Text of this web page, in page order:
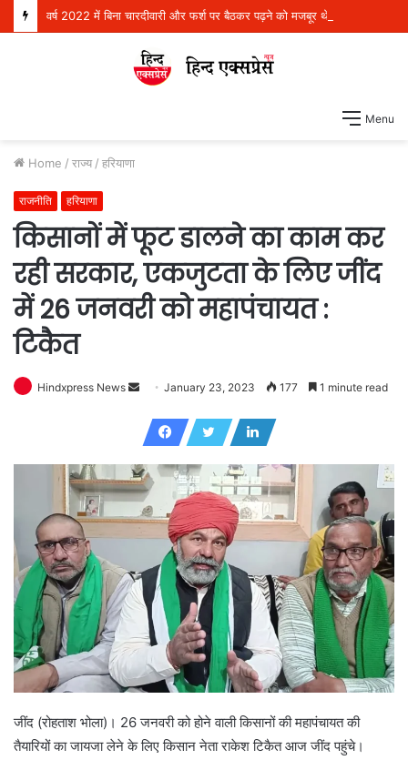
Menu
Home / राज्य / हरियाणा
राजनीति हरियाणा
किसानों में फूट डालने का काम कर
रही सरकार, एकजुटता के लिए जींद
में 26 जनवरी को महापंचायत :
टिकैत
Hindxpress News
a
n
e
m
i
l
January 23, 2023 177 1 minute read
जींद (रोहताश भोला)। 26 जनवरी को होने वाली किसानों की महापंचायत की
तैयारियों का जायजा लेने के लिए किसान नेता राकेश टिकैत आज जींद पहुंचे।